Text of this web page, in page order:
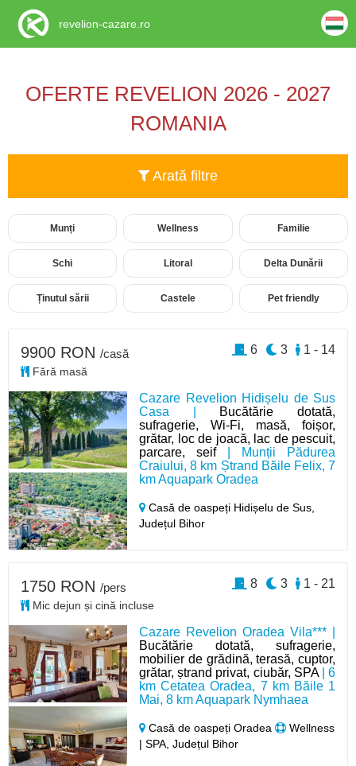
OFERTE REVELION 2026 - 2027
ROMANIA
Arată filtre
Munți Wellness Familie
Schi Litoral Delta Dunării
Ținutul sării Castele Pet friendly
Cazare Revelion Hidișelu de Sus
Casa | Bucătărie dotată,
sufragerie, Wi-Fi, masă, foișor,
grătar, loc de joacă, lac de pescuit,
parcare, seif| Munții Pădurea
Craiului, 8 km Ștrand Băile Felix, 7
km Aquapark Oradea
Casă de oaspeți Hidișelu de Sus,
Județul Bihor
9900 RON /casă
Fără masă
1 - 14
3
6
Cazare Revelion Oradea Vila*** |
Bucătărie dotată, sufragerie,
mobilier de grădină, terasă, cuptor,
grătar, ștrand privat, ciubăr, SPA| 6
km Cetatea Oradea, 7 km Băile 1
Mai, 8 km Aquapark Nymhaea
Casă de oaspeți Oradea
Wellness
| SPA, Județul Bihor
1750 RON /pers
Mic dejun și cină incluse
1 - 21
3
8
revelion-cazare.ro